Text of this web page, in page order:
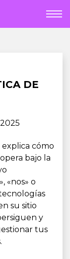
DE
explica cómo
bajo la
«nos» o
su sitio
y
tus